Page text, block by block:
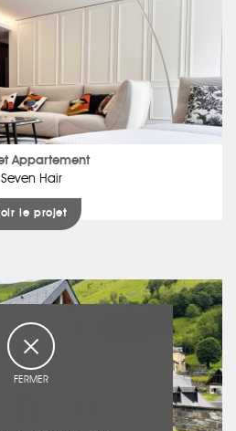
Appartement
Seven Hair
le projet
FERMER